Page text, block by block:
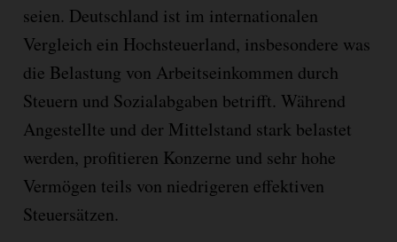
seien. Deutschland ist im internationalen
Vergleich ein Hochsteuerland, insbesondere was
die Belastung von Arbeitseinkommen durch
Steuern und Sozialabgaben betrifft. Während
Angestellte und der Mittelstand stark belastet
werden, profitieren Konzerne und sehr hohe
Vermögen teils von niedrigeren effektiven
Steuersätzen.